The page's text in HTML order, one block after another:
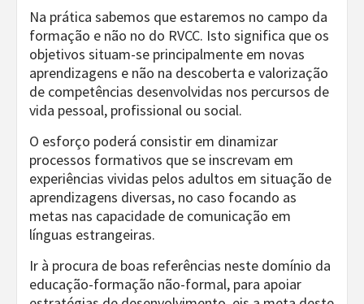
Na prática sabemos que estaremos no campo da
formação e não no do RVCC. Isto significa que os
objetivos situam-se principalmente em novas
aprendizagens e não na descoberta e valorização
de competências desenvolvidas nos percursos de
vida pessoal, profissional ou social.
O esforço poderá consistir em dinamizar
processos formativos que se inscrevam em
experiências vividas pelos adultos em situação de
aprendizagens diversas, no caso focando as
metas nas capacidade de comunicação em
línguas estrangeiras.
Ir à procura de boas referências neste domínio da
educação-formação não-formal, para apoiar